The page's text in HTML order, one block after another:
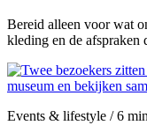
Bereid alleen voor wat
kleding en de afspraken
Events & lifestyle / 6